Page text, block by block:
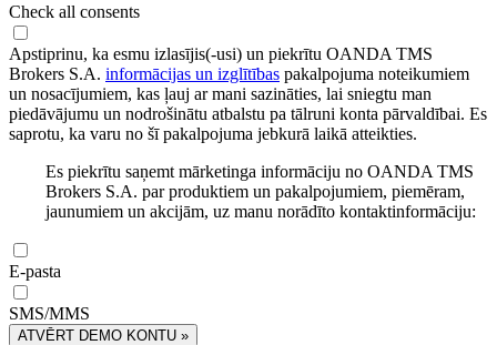
Check all consents
Apstiprinu, ka esmu izlasījis(-usi) un piekrītu OANDA TMS
Brokers S.A. informācijas un izglītības pakalpojuma noteikumiem
un nosacījumiem, kas ļauj ar mani sazināties, lai sniegtu man
piedāvājumu un nodrošinātu atbalstu pa tālruni konta pārvaldībai. Es
saprotu, ka varu no šī pakalpojuma jebkurā laikā atteikties.
Es piekrītu saņemt mārketinga informāciju no OANDA TMS
Brokers S.A. par produktiem un pakalpojumiem, piemēram,
jaunumiem un akcijām, uz manu norādīto kontaktinformāciju:
E-pasta
SMS/MMS
ATVĒRT DEMO KONTU »